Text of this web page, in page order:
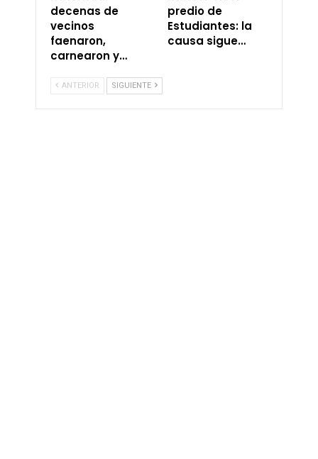
decenas de
vecinos
faenaron,
carnearon y…
predio de
Estudiantes: la
causa sigue…
ANTERIOR SIGUIENTE